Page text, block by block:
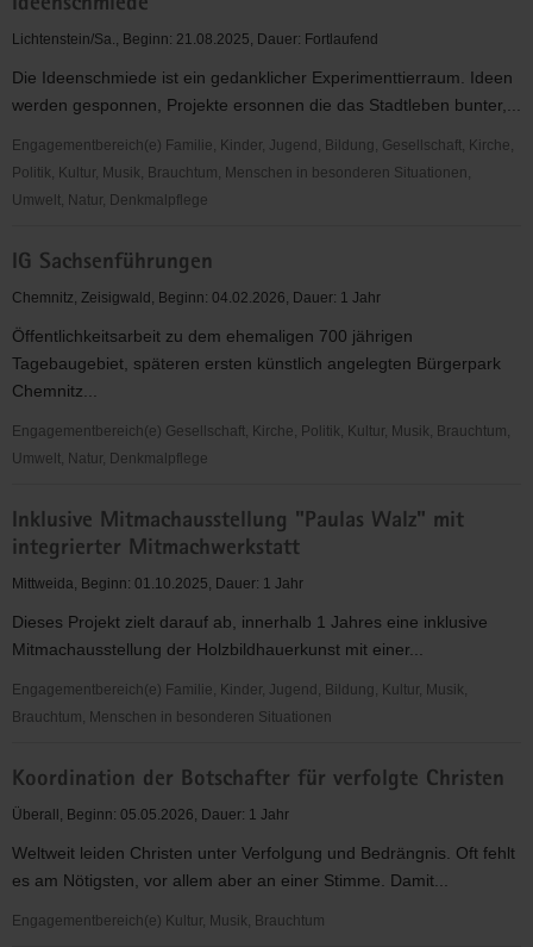
und
Flurbeteuung,
von
erzgebirgischen
und
heimatlichen
Veranstaltungen
Wanderungen
Ideenschmiede
Lichtenstein/Sa., Beginn: 21.08.2025, Dauer: Fortlaufend
Die Ideenschmiede ist ein gedanklicher Experimenttierraum. Ideen
werden gesponnen, Projekte ersonnen die das Stadtleben bunter,...
Engagementbereich(e) Familie, Kinder, Jugend, Bildung, Gesellschaft, Kirche,
Politik, Kultur, Musik, Brauchtum, Menschen in besonderen Situationen,
Umwelt, Natur, Denkmalpflege
IG Sachsenführungen
Chemnitz, Zeisigwald, Beginn: 04.02.2026, Dauer: 1 Jahr
Öffentlichkeitsarbeit zu dem ehemaligen 700 jährigen
Tagebaugebiet, späteren ersten künstlich angelegten Bürgerpark
Chemnitz...
Engagementbereich(e) Gesellschaft, Kirche, Politik, Kultur, Musik, Brauchtum,
Umwelt, Natur, Denkmalpflege
Sachsenführungen
Inklusive Mitmachausstellung "Paulas Walz" mit
integrierter Mitmachwerkstatt
Mittweida, Beginn: 01.10.2025, Dauer: 1 Jahr
Dieses Projekt zielt darauf ab, innerhalb 1 Jahres eine inklusive
Mitmachausstellung der Holzbildhauerkunst mit einer...
Engagementbereich(e) Familie, Kinder, Jugend, Bildung, Kultur, Musik,
Brauchtum, Menschen in besonderen Situationen
Mitmachausstellung
"Paulas
mit
integrierter
Mitmachwerkstatt
Koordination der Botschafter für verfolgte Christen
Überall, Beginn: 05.05.2026, Dauer: 1 Jahr
Weltweit leiden Christen unter Verfolgung und Bedrängnis. Oft fehlt
es am Nötigsten, vor allem aber an einer Stimme. Damit...
Engagementbereich(e) Kultur, Musik, Brauchtum